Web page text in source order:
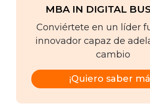
MBA IN DIGITAL
Conviértete en un líder
innovador capaz de
cambio
¡Quiero saber